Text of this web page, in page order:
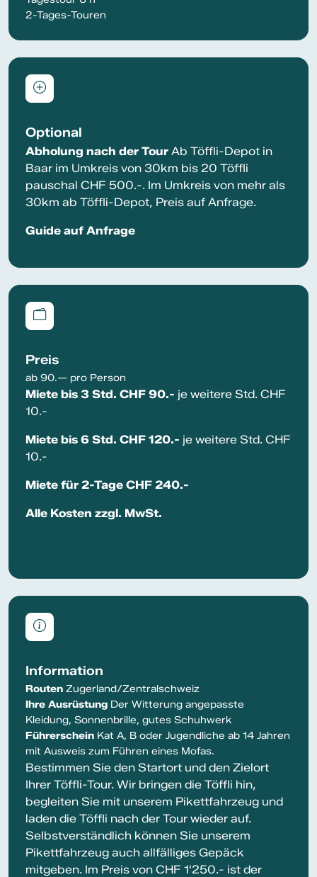
2-Tages-Touren
Optional
Abholung nach der Tour Ab Töffli-Depot in
Baar im Umkreis von 30km bis 20 Töffli
pauschal CHF 500.-. Im Umkreis von mehr als
30km ab Töffli-Depot, Preis auf Anfrage.
Guide auf Anfrage
Preis
ab 90.— pro Person
Miete bis 3 Std. CHF 90.- je weitere Std. CHF
10.-
Miete bis 6 Std. CHF 120.- je weitere Std. CHF
10.-
Miete für 2-Tage CHF 240.-
Alle Kosten zzgl. MwSt.
Information
Routen Zugerland/Zentralschweiz
Ihre Ausrüstung Der Witterung angepasste
Kleidung, Sonnenbrille, gutes Schuhwerk
Führerschein Kat A, B oder Jugendliche ab 14 Jahren
mit Ausweis zum Führen eines Mofas.
Bestimmen Sie den Startort und den Zielort
Ihrer Töffli-Tour. Wir bringen die Töffli hin,
begleiten Sie mit unserem Pikettfahrzeug und
laden die Töffli nach der Tour wieder auf.
Selbstverständlich können Sie unserem
Pikettfahrzeug auch allfälliges Gepäck
mitgeben. Im Preis von CHF 1'250.- ist der